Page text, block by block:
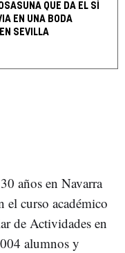
QUE DA EL SÍ
EN UNA BODA
SEVILLA
años en Navarra
el curso académico
de Actividades en
alumnos y